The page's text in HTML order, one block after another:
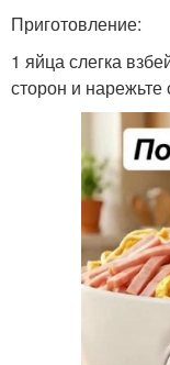
Приготовление:
1 яйца слегка
сторон и нарежьте